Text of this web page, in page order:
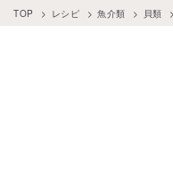
TOP レシピ 魚介類 貝類